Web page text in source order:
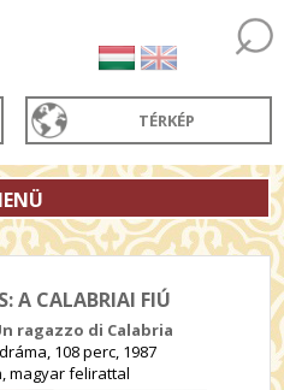
TÉRKÉP
A CALABRIAI FIÚ
ragazzo di Calabria
108 perc, 1987
magyar felirattal